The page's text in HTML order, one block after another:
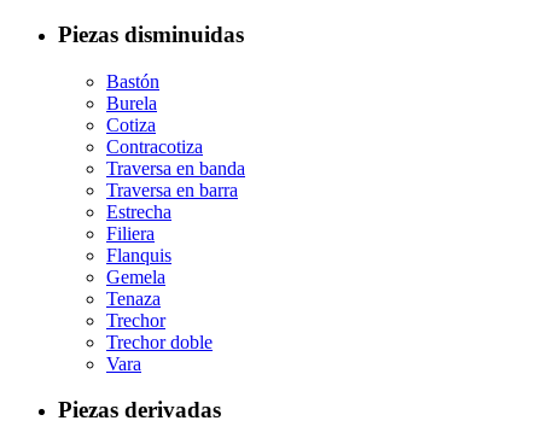
Piezas disminuidas
Bastón
Burela
Cotiza
Contracotiza
Traversa en banda
Traversa en barra
Estrecha
Filiera
Flanquis
Gemela
Tenaza
Trechor
Trechor doble
Vara
Piezas derivadas